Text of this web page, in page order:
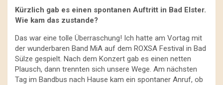
Kürzlich gab es einen spontanen Auftritt in Bad Elster.
Wie kam das zustande?
Das war eine tolle Überraschung! Ich hatte am Vortag mit
der wunderbaren Band MiA auf dem ROXSA Festival in Bad
Sülze gespielt. Nach dem Konzert gab es einen netten
Plausch, dann trennten sich unsere Wege. Am nächsten
Tag im Bandbus nach Hause kam ein spontaner Anruf, ob